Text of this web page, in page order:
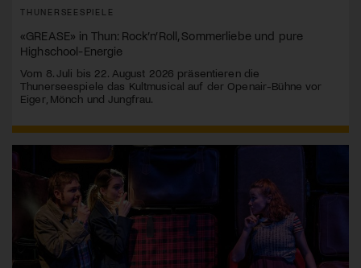
THUNERSEESPIELE
«GREASE» in Thun: Rock’n’Roll, Sommerliebe und pure
Highschool-Energie
Vom 8. Juli bis 22. August 2026 präsentieren die
Thunerseespiele das Kultmusical auf der Openair-Bühne vor
Eiger, Mönch und Jungfrau.